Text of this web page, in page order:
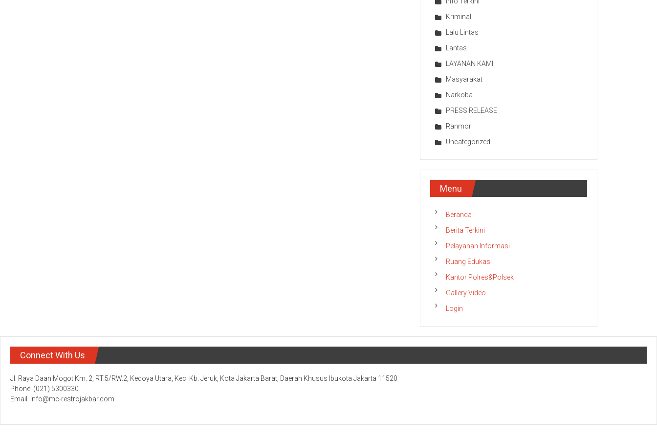
Kriminal
Lalu Lintas
Lantas
LAYANAN KAMI
Masyarakat
Narkoba
PRESS RELEASE
Ranmor
Uncategorized
Menu
Beranda
Berita Terkini
Pelayanan Informasi
Ruang Edukasi
Kantor Polres&Polsek
Gallery Video
Login
Connect With Us
Jl. Raya Daan Mogot Km. 2, RT.5/RW.2, Kedoya Utara, Kec. Kb. Jeruk, Kota Jakarta Barat, Daerah Khusus Ibukota Jakarta 11520
Phone: (021) 5300330
Email: info@mc-restrojakbar.com